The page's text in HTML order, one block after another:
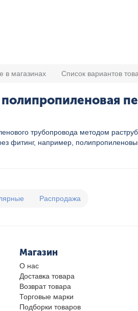
в магазинах Список вариантов
трубопровода методом
фитинг, например,
Распродажа
Магазин
О нас
Доставка товара
Возврат товара
Торговые марки
Подборки товаров